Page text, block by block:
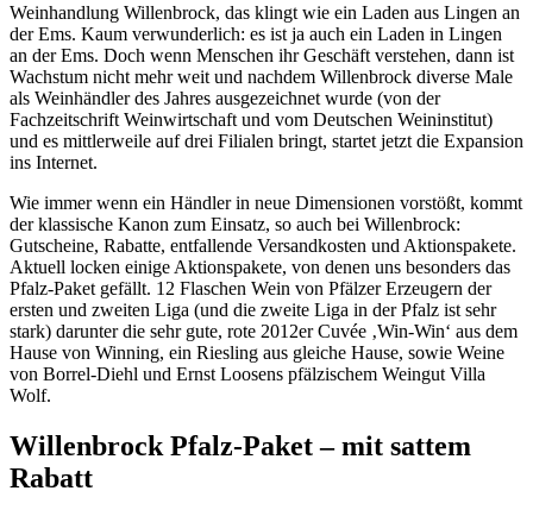
Weinhandlung Willenbrock, das klingt wie ein Laden aus Lingen an
der Ems. Kaum verwunderlich: es ist ja auch ein Laden in Lingen
an der Ems. Doch wenn Menschen ihr Geschäft verstehen, dann ist
Wachstum nicht mehr weit und nachdem Willenbrock diverse Male
als Weinhändler des Jahres ausgezeichnet wurde (von der
Fachzeitschrift Weinwirtschaft und vom Deutschen Weininstitut)
und es mittlerweile auf drei Filialen bringt, startet jetzt die Expansion
ins Internet.
Wie immer wenn ein Händler in neue Dimensionen vorstößt, kommt
der klassische Kanon zum Einsatz, so auch bei Willenbrock:
Gutscheine, Rabatte, entfallende Versandkosten und Aktionspakete.
Aktuell locken einige Aktionspakete, von denen uns besonders das
Pfalz-Paket gefällt. 12 Flaschen Wein von Pfälzer Erzeugern der
ersten und zweiten Liga (und die zweite Liga in der Pfalz ist sehr
stark) darunter die sehr gute, rote 2012er Cuvée ‚Win-Win‘ aus dem
Hause von Winning, ein Riesling aus gleiche Hause, sowie Weine
von Borrel-Diehl und Ernst Loosens pfälzischem Weingut Villa
Wolf.
Willenbrock Pfalz-Paket – mit sattem
Rabatt